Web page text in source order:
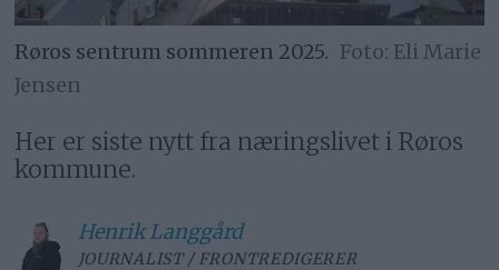
Røros sentrum sommeren 2025.
Eli Marie
Jensen
Her er siste nytt fra næringslivet i Røros
kommune.
Henrik Langgård
JOURNALIST / FRONTREDIGERER